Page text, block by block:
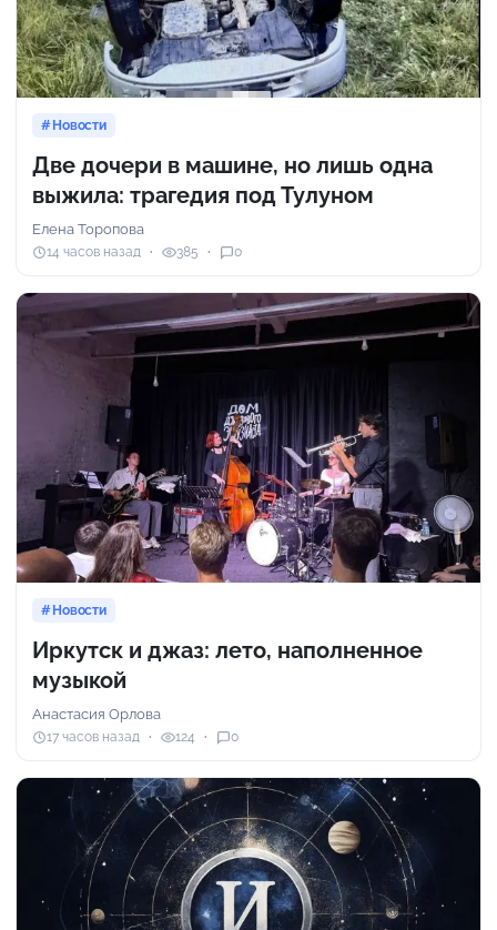
Новости
Две дочери в машине, но лишь одна
выжила: трагедия под Тулуном
Елена Торопова
14 часов назад 385 0
Новости
Иркутск и джаз: лето, наполненное
музыкой
Анастасия Орлова
17 часов назад 124 0